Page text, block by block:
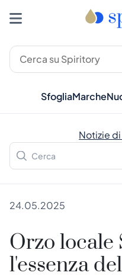
SfogliaMarche
Notizie
24.05.2025
Orzo locale
l'essenza